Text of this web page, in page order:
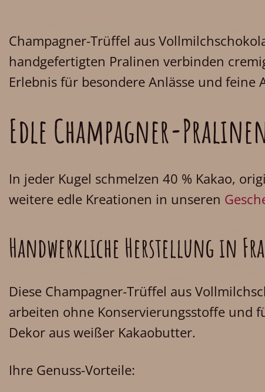
Champagner-Trüffel aus
handgefertigten Pralinen verbinden
Erlebnis für besondere Anlässe und feine
Edle Champagner-
In jeder Kugel schmelzen 40 % Kakao,
weitere edle Kreationen in unseren
Handwerkliche Herstellung in
Diese Champagner-Trüffel aus
arbeiten ohne Konservierungsstoffe und
Dekor aus weißer Kakaobutter.
Ihre Genuss-Vorteile: